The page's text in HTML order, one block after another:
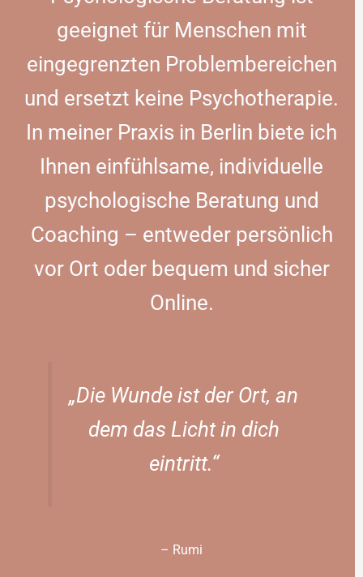
geeignet für Menschen mit
eingegrenzten Problembereichen
und ersetzt keine Psychotherapie.
In meiner Praxis in Berlin biete ich
Ihnen einfühlsame, individuelle
psychologische Beratung und
Coaching – entweder persönlich
vor Ort oder bequem und sicher
Online.
„Die Wunde ist der Ort, an
dem das Licht in dich
eintritt.“
– Rumi